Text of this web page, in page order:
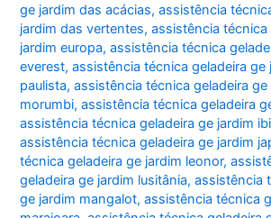
ge jardim das acácias,assistência
jardim das vertentes,assistência técnica
jardim europa,assistência técnica
everest,assistência técnica geladeira ge
paulista,assistência técnica geladeira
morumbi,assistência técnica geladeira
assistência técnica geladeira ge jardim
assistência técnica geladeira ge jardim
técnica geladeira ge jardim leonor,
geladeira ge jardim lusitânia,assistência
ge jardim mangalot,assistência técnica